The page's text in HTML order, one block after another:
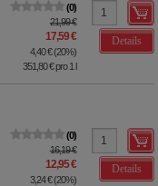
0
21,99 €
17,59 €
4,40 €(20%)
351,80 €pro 1 l
Details
0
16,19 €
12,95 €
3,24 €(20%)
Details